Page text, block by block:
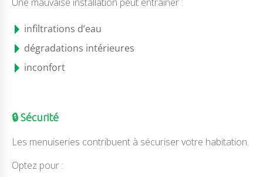
infiltrations d’eau
dégradations intérieures
inconfort
🔒 Sécurité
Les menuiseries contribuent à sécuriser votre habitation.
Optez pour :